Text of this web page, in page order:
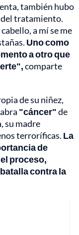
también hubo
del tratamiento.
a mí se me
Uno como
a otro que
comparte
de su niñez,
"cáncer"de
su madre
terroríficas. La
de
proceso,
contra la